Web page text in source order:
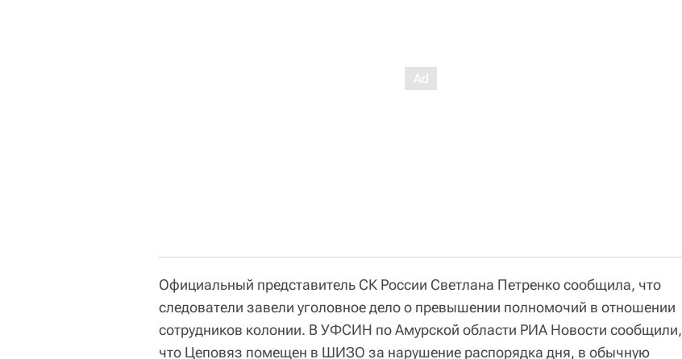
Официальный представитель СК России Светлана Петренко сообщила, что
следователи завели уголовное дело о превышении полномочий в отношении
сотрудников колонии. В УФСИН по Амурской области РИА Новости сообщили,
что Цеповяз помещен в ШИЗО за нарушение распорядка дня, в обычную